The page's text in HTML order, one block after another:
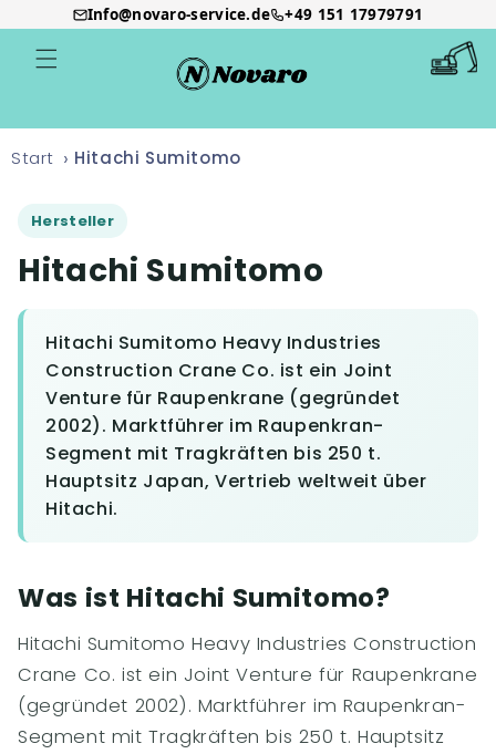
Direkt
zum
Inhalt
Info@novaro-service.de +49 151 17979791
Start Hitachi Sumitomo
Hersteller
Hitachi Sumitomo
Hitachi Sumitomo Heavy Industries
Construction Crane Co. ist ein Joint
Venture für Raupenkrane (gegründet
2002). Marktführer im Raupenkran-
Segment mit Tragkräften bis 250 t.
Hauptsitz Japan, Vertrieb weltweit über
Hitachi.
Was ist Hitachi Sumitomo?
Hitachi Sumitomo Heavy Industries Construction
Crane Co. ist ein Joint Venture für Raupenkrane
(gegründet 2002). Marktführer im Raupenkran-
Segment mit Tragkräften bis 250 t. Hauptsitz